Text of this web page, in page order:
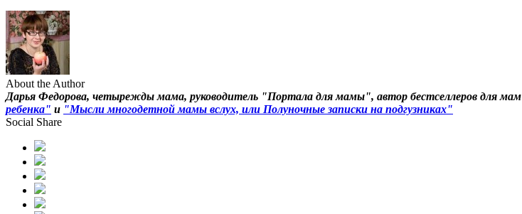
About the Author
Дарья Федорова, четырежды мама, руководитель "Портала для мамы", автор бестселлеров для мам
ребенка" и "Мысли многодетной мамы вслух, или Полуночные записки на подгузниках"
Social Share